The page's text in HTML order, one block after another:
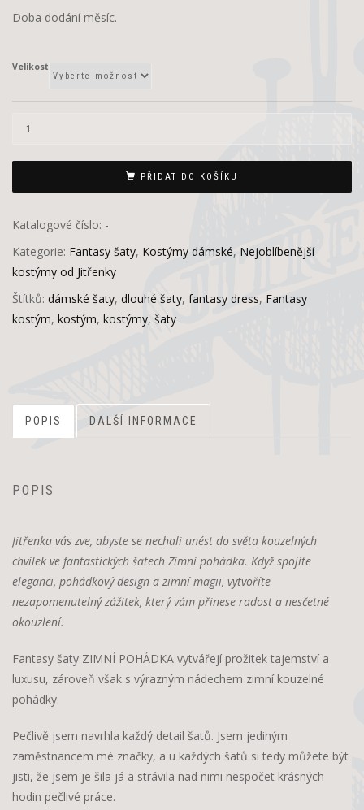
Doba dodání měsíc.
Velikost
PŘIDAT DO KOŠÍKU
Katalogové číslo: -
Kategorie: Fantasy šaty, Kostýmy dámské, Nejoblíbenější
kostýmy od Jitřenky
Štítků: dámské šaty, dlouhé šaty, fantasy dress, Fantasy
kostým, kostým, kostýmy, šaty
POPIS DALŠÍ INFORMACE
POPIS
Jitřenka vás zve, abyste se nechali unést do světa kouzelných
chvilek ve fantastických šatech Zimní pohádka. Když spojíte
eleganci, pohádkový design a zimní magii, vytvoříte
nezapomenutelný zážitek, který vám přinese radost a nesčetné
okouzlení.
Fantasy šaty ZIMNÍ POHÁDKA vytvářejí prožitek tajemství a
luxusu, zároveň však s výrazným nádechem zimní kouzelné
pohádky.
Pečlivě jsem navrhla každý detail šatů. Jsem jediným
zaměstnancem mé značky, a u každých šatů si tedy můžete být
jisti, že jsem je šila já a strávila nad nimi nespočet krásných
hodin pečlivé práce.